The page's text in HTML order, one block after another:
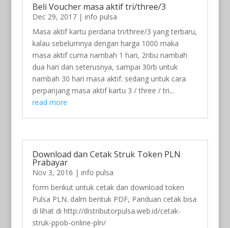
Beli Voucher masa aktif tri/three/3
Dec 29, 2017| info pulsa
Masa aktif kartu perdana tri/three/3 yang terbaru,
kalau sebelumnya dengan harga 1000 maka
masa aktif cuma nambah 1 hari, 2ribu nambah
dua hari dan seterusnya, sampai 30rb untuk
nambah 30 hari masa aktif. sedang untuk cara
perpanjang masa aktif kartu 3 / three / tri...
read more
Download dan Cetak Struk Token PLN
Prabayar
Nov 3, 2016 | info pulsa
form berikut untuk cetak dan download token
Pulsa PLN. dalm bentuk PDF, Panduan cetak bisa
di lihat di http://distributorpulsa.web.id/cetak-
struk-ppob-online-pln/